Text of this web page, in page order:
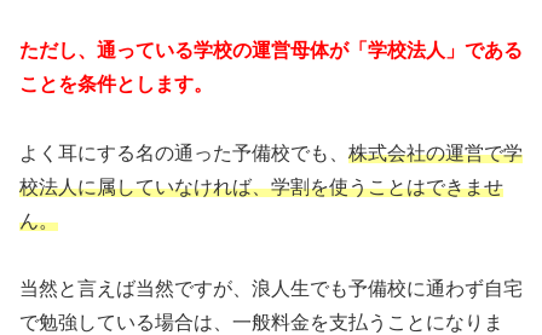
ただし、通っている学校の運営母体が「学校法人」である
ことを条件とします。
よく耳にする名の通った予備校でも、 株式会社の運営で学
校法人に属していなければ、学割を使うことはできませ
ん。
当然と言えば当然ですが、浪人生でも予備校に通わず自宅
で勉強している場合は、一般料金を支払うことになりま